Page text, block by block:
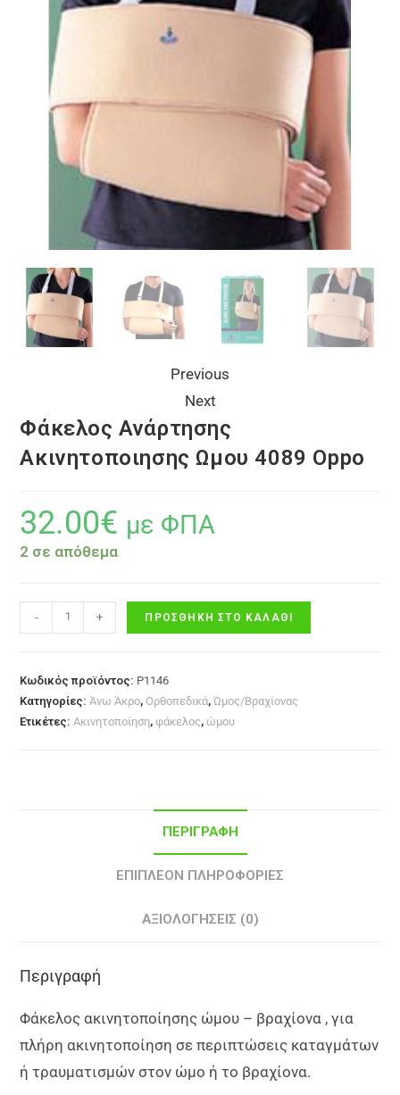
Previous
Next
Φάκελος Ανάρτησης
Ακινητοποιησης Ωμου 4089 Oppo
32.00€ με ΦΠΑ
2 σε απόθεμα
- + ΠΡΟΣΘΉΚΗ ΣΤΟ ΚΑΛΆΘΙ
Κωδικός προϊόντος: P1146
Κατηγορίες: Άνω Άκρο, Ορθοπεδικά,Ώμος/Βραχίονας
Ετικέτες: Ακινητοποίηση,φάκελος, ώμου
ΠΕΡΙΓΡΑΦΉ
ΕΠΙΠΛΈΟΝ ΠΛΗΡΟΦΟΡΊΕΣ
ΑΞΙΟΛΟΓΉΣΕΙΣ (0)
Περιγραφή
Φάκελος ακινητοποίησης ώμου – βραχίονα , για
πλήρη ακινητοποίηση σε περιπτώσεις καταγμάτων
ή τραυματισμών στον ώμο ή το βραχίονα.